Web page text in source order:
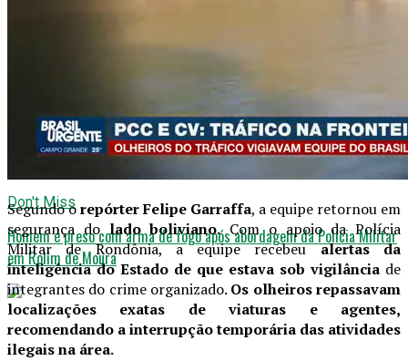
Fonte: Matéria com informações do site pm.ro.gov.br
Líder criminoso é preso em operação integrada na fronteira com a
Don't Miss
Homem é preso com arma de fogo após abordagem da Polícia Militar
em Rolim de Moura
Segundo orepórter Felipe Garraffa, a equipe retornou em
segurança dolado boliviano.Com o apoio da Polícia
Militar de Rondônia, a equipe recebeualertas da
inteligência do Estado de que estava sob vigilância de
integrantes do crime organizado. Os olheiros repassavam
localizações exatas de viaturas e agentes,
recomendando a interrupção temporária das atividades
ilegais na área.